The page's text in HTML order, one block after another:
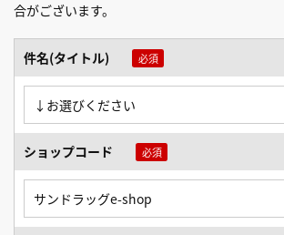
合がございます。
件名(タイトル)
ショップコード